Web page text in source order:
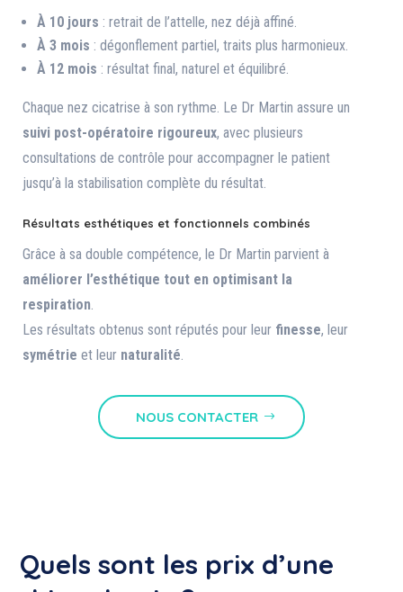
À 10 jours : retrait de l’attelle, nez déjà affiné.
À 3 mois : dégonflement partiel, traits plus harmonieux.
À 12 mois : résultat final, naturel et équilibré.
Chaque nez cicatrise à son rythme. Le Dr Martin assure un
suivi post-opératoire rigoureux, avec plusieurs
consultations de contrôle pour accompagner le patient
jusqu’à la stabilisation complète du résultat.
Résultats esthétiques et fonctionnels combinés
Grâce à sa double compétence, le Dr Martin parvient à
améliorer l’esthétique tout en optimisant la
respiration
Les résultats obtenus sont réputés pour leur finesse, leur
symétrie et leur naturalité
NOUS CONTACTER
Quels sont les prix d’une